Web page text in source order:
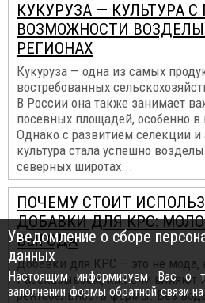
КУКУРУЗА — КУЛЬТУРА
ВОЗМОЖНОСТИ
РЕГИОНАХ
Кукуруза — одна из самых
востребованных
В России она также занимает
посевных площадей, особенно
Однако с развитием селекции и
культура стала успешно
северных широтах...
ПОЧЕМУ СТОИТ
ДОБАВКИ ДЛЯ КРС:
ВЫГОДА
Добавки для КРС — это не мода,
Рассказываем, как они влияют
рентабельность фермы. Без
Уведомление о сборе
данных
Настоящим информируем Вас о
заполнении формы обратной связи